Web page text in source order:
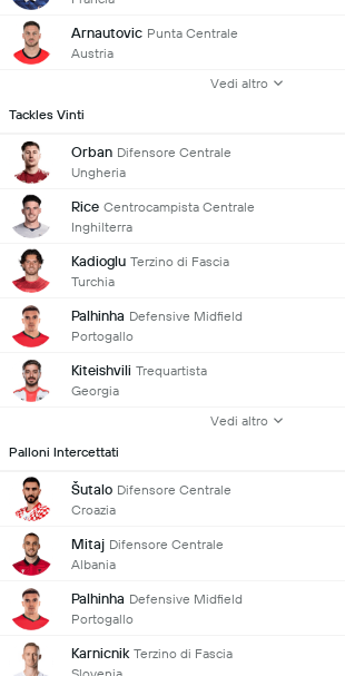
Arnautovic Punta Centrale
Austria
Vedi altro
Tackles Vinti
Orban Difensore Centrale
Ungheria
Rice Centrocampista Centrale
Inghilterra
Kadioglu Terzino di Fascia
Turchia
Palhinha Defensive Midfield
Portogallo
Kiteishvili Trequartista
Georgia
Vedi altro
Palloni Intercettati
Šutalo Difensore Centrale
Croazia
Mitaj Difensore Centrale
Albania
Palhinha Defensive Midfield
Portogallo
Karnicnik Terzino di Fascia